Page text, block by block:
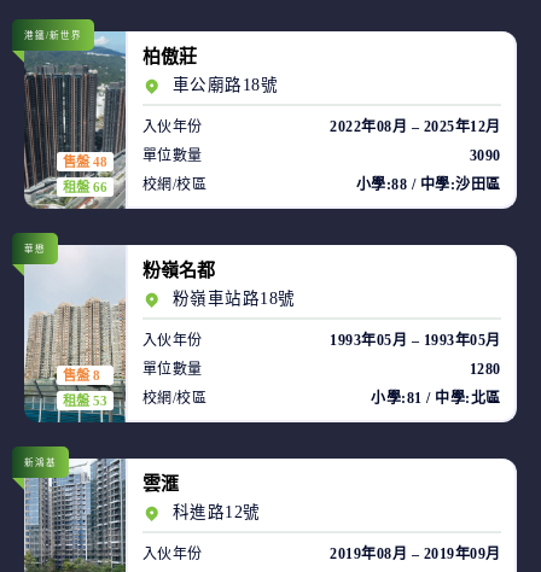
售盤 48
租盤 66
港鐵/新世界
柏傲莊
車公廟路18號
入伙年份
2022年08月 – 2025年12月
單位數量
3090
校網/校區
小學:88 / 中學:沙田區
售盤 8
租盤 53
華懋
粉嶺名都
粉嶺車站路18號
入伙年份
1993年05月 – 1993年05月
單位數量
1280
校網/校區
小學:81 / 中學:北區
新鴻基
雲滙
科進路12號
入伙年份
2019年08月 – 2019年09月